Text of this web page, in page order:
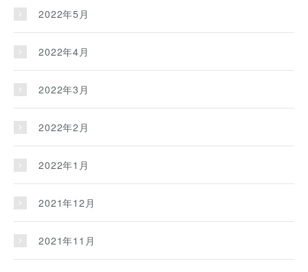
2022年5月
2022年4月
2022年3月
2022年2月
2022年1月
2021年12月
2021年11月